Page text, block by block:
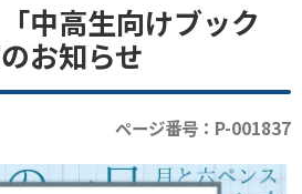
中高生向けブック
お知らせ
ページ番号：P-001837